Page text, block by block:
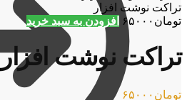
تراکت نوشت افزار
تومان ۶۵۰۰۰ افزودن به سبد خرید
تراکت نوشت افزار
تومان ۶۵۰۰۰